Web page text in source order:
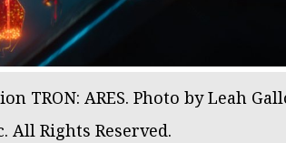
TRON: ARES. Photo by Leah
All Rights Reserved.